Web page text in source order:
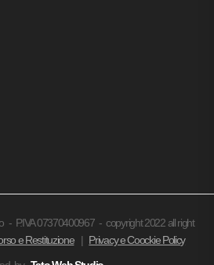
- P.IVA 07370400967 - copyright 2022 all right
e Restituzione| Privacy e Coockie Policy